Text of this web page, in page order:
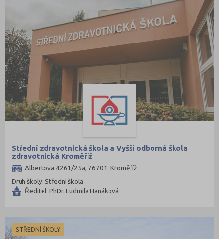
Střední zdravotnická škola a Vyšší odborná škola
zdravotnická Kroměříž
Albertova 4261/25a, 76701 Kroměříž
Druh školy: Střední škola
Ředitel: PhDr. Ludmila Hanáková
STŘEDNÍ ŠKOLY